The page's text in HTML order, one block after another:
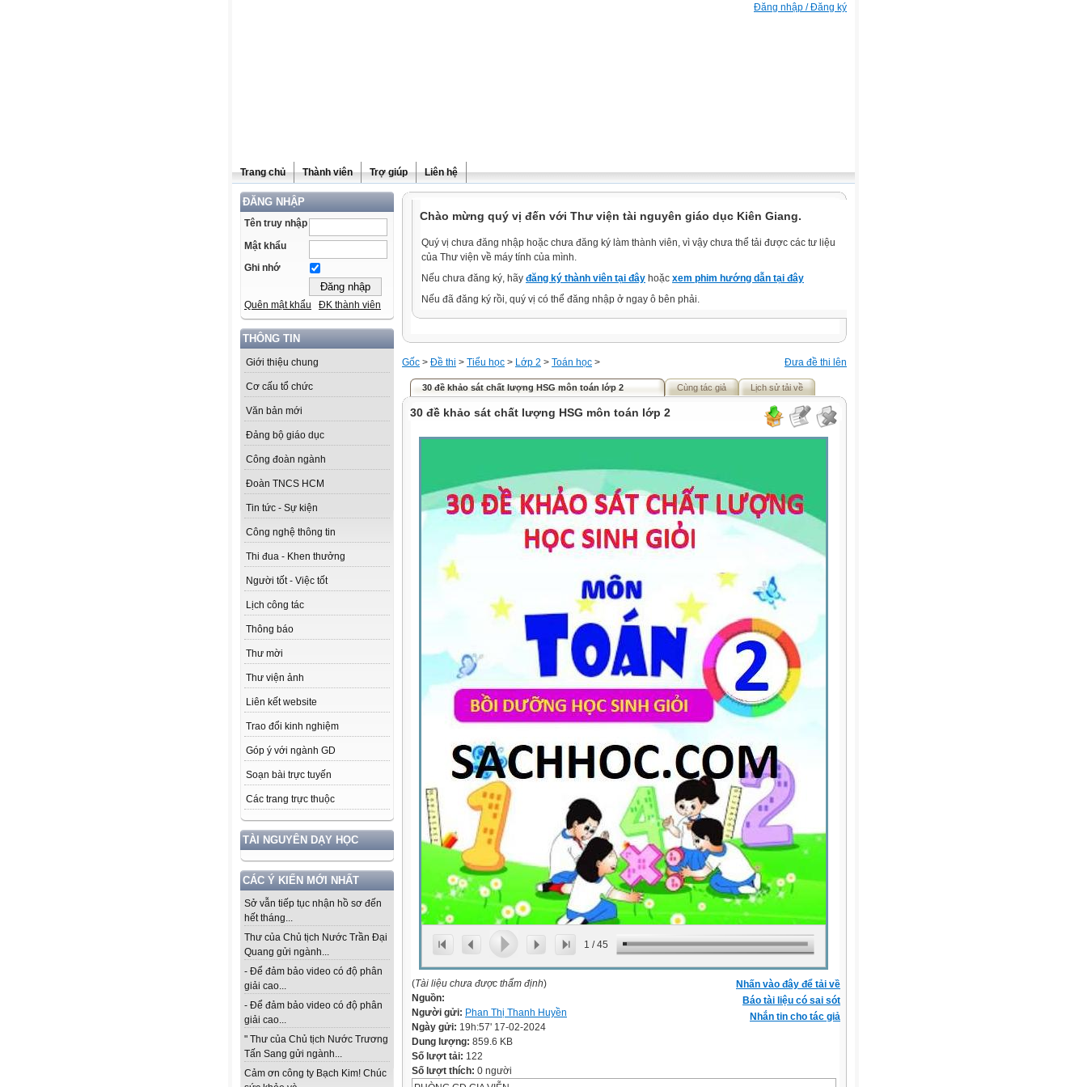
Đăng nhập / Đăng ký
Trang chủ Thành viên Trợ giúp Liên hệ
ĐĂNG NHẬP
Tên truy nhập
Mật khẩu
Ghi nhớ
Quên mật khẩu ĐK thành viên
THÔNG TIN
Giới thiệu chung
Cơ cấu tổ chức
Văn bản mới
Đảng bộ giáo dục
Công đoàn ngành
Đoàn TNCS HCM
Tin tức - Sự kiện
Công nghệ thông tin
Thi đua - Khen thưởng
Người tốt - Việc tốt
Lịch công tác
Thông báo
Thư mời
Thư viện ảnh
Liên kết website
Trao đổi kinh nghiệm
Góp ý với ngành GD
Soạn bài trực tuyến
Các trang trực thuộc
TÀI NGUYÊN DẠY HỌC
CÁC Ý KIẾN MỚI NHẤT
Sở vẫn tiếp tục nhận hồ sơ đến
hết tháng...
Thư của Chủ tịch Nước Trần Đại
Quang gửi ngành...
- Để đảm bảo video có độ phân
giải cao...
- Để đảm bảo video có độ phân
giải cao...
" Thư của Chủ tịch Nước Trương
Tấn Sang gửi ngành...
Cảm ơn công ty Bạch Kim! Chúc
Chào mừng quý vị đến với Thư viện tài nguyên giáo dục Kiên Giang.
Quý vị chưa đăng nhập hoặc chưa đăng ký làm thành viên, vì vậy chưa thể tải được các tư liệu
của Thư viện về máy tính của mình.
Nếu chưa đăng ký, hãy đăng ký thành viên tại đây hoặc xem phim hướng dẫn tại đây
Nếu đã đăng ký rồi, quý vị có thể đăng nhập ở ngay ô bên phải.
Đưa đề thi lên
Gốc > Đề thi > Tiểu học > Lớp 2 > Toán học >
30 đề khảo sát chất lượng HSG môn toán lớp 2 Cùng tác giả Lịch sử tải về
30 đề khảo sát chất lượng HSG môn toán lớp 2
1 /45
Nhấn vào đây để tải về
Báo tài liệu có sai sót
Nhắn tin cho tác giả
(Tài liệu chưa được thẩm định)
Nguồn:
Người gửi: Phan Thị Thanh Huyền
Ngày gửi: 19h:57' 17-02-2024
Dung lượng: 859.6 KB
Số lượt tải: 122
Số lượt thích: 0 người